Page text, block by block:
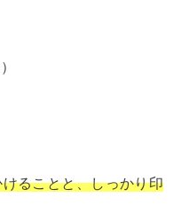
ることと、しっかり印